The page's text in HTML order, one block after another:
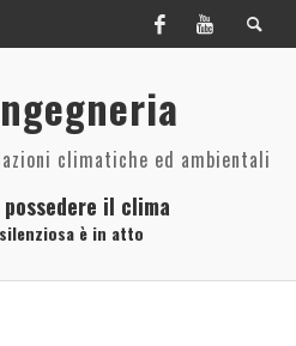
climatiche ed ambientali
il clima
è in atto